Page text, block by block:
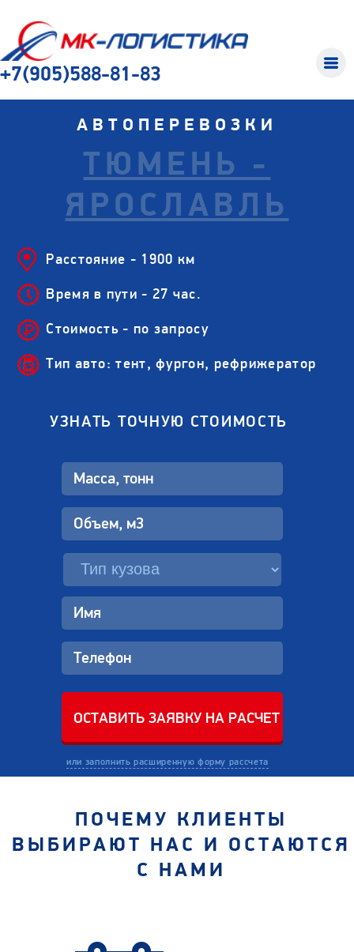
+7(905)588-81-83
АВТОПЕРЕВОЗКИ
ТЮМЕНЬ -
ЯРОСЛАВЛЬ
Расстояние - 1900 км
Время в пути - 27 час.
Стоимость - по запросу
Тип авто: тент, фургон, рефрижератор
УЗНАТЬ ТОЧНУЮ СТОИМОСТЬ
или заполнить расширенную форму рассчета
ПОЧЕМУ КЛИЕНТЫ
ВЫБИРАЮТ НАС И ОСТАЮТСЯ
С НАМИ